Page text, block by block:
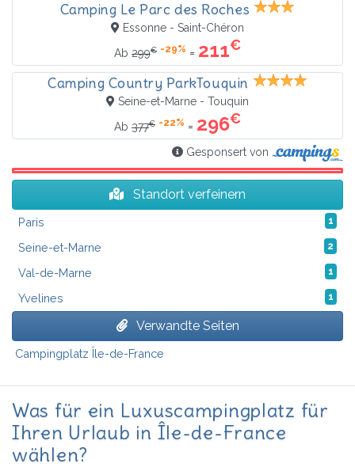
Camping Le Parc des Roches
Essonne - Saint-Chéron
Ab 299€ -29% = 211€
Camping Country ParkTouquin
Seine-et-Marne - Touquin
Ab 377€ -22% = 296€
Gesponsert von
Standort verfeinern
Paris 1
Seine-et-Marne 2
Val-de-Marne 1
Yvelines 1
Verwandte Seiten
Campingplatz Île-de-France
Was für ein Luxuscampingplatz für
Ihren Urlaub in Île-de-France
wählen?